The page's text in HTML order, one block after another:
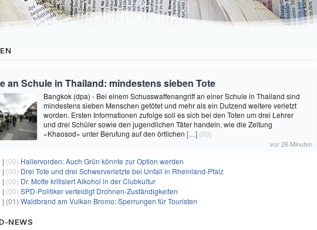
an Schule in Thailand: mindestens sieben Tote
Bangkok (dpa) - Bei einem Schusswaffenangriff an einer Schule in Thailand sind
mindestens sieben Menschen getötet und mehr als ein Dutzend weitere verletzt
worden. Ersten Informationen zufolge soll es sich bei den Toten um drei Lehrer
und drei Schüler sowie den jugendlichen Täter handeln, wie die Zeitung
«Khaosod» unter Berufung auf den örtlichen […] (00)
vor 26 Minuten
| (00) Hallervorden: Auch Grün könnte zur Option werden
| (00) Drei Tote und drei Schwerverletzte bei Unfall in Rheinland-Pfalz
| (00) Dr. Motte kritisiert Alkohol in der Clubkultur
| (00) SPD-Politiker verteidigt Drohnen-Zuständigkeiten
| (01) Waldbrand am Vulkan Bromo: Sperrungen für Touristen
NEWS